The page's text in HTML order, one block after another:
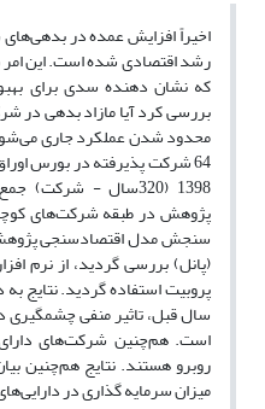
اخیراً افزایش عمده در
رشد اقتصادی شده است. این
که نشان دهنده سدی برای
بررسی کرد آیا مازاد بدهی در
محدود شدن عملکرد جاری
1398 (320سال -
پژوهش در طبقه شرکت‌های
سنجش مدل اقتصادسنجی
(پانل) بررسی گردید، از نرم
پروبیت استفاده گردید. نتایج
سال قبل، تاثیر منفی
است. هم‌چنین شرکت‌های
روبرو هستند. نتایج هم‌چنین
میزان سرمایه گذاری در